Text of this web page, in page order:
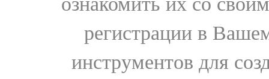
регистрации в
инструментов для